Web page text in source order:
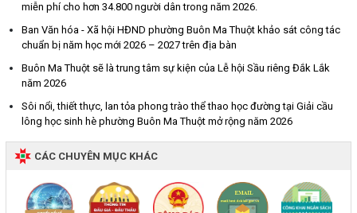
miễn phí cho hơn 34.800 người dân trong năm 2026.
Ban Văn hóa - Xã hội HĐND phường Buôn Ma Thuột khảo sát công tác
chuẩn bị năm học mới 2026 – 2027 trên địa bàn
Buôn Ma Thuột sẽ là trung tâm sự kiện của Lễ hội Sầu riêng Đắk Lắk
năm 2026
Sôi nổi, thiết thực, lan tỏa phong trào thể thao học đường tại Giải cầu
lông học sinh hè phường Buôn Ma Thuột mở rộng năm 2026
CÁC CHUYÊN MỤC KHÁC